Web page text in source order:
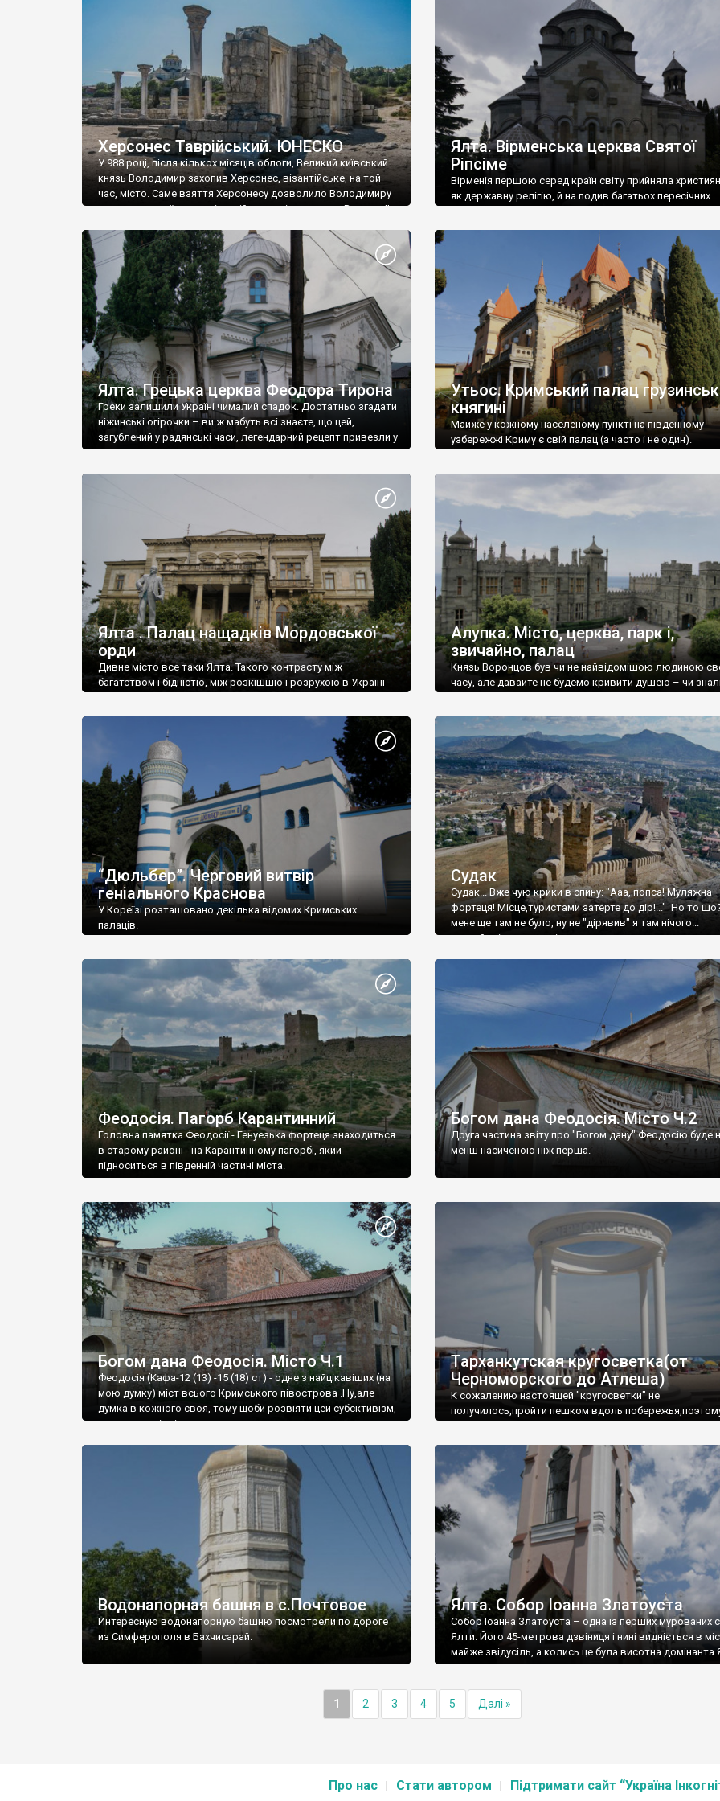
візантійської доби. Раритети викрадені з фондів об’єкту
культурної спадщини ЮНЕСКО «Херсонеса Таврійського».
Офіційно – на виставку «Золото Візантії», але експерти та
влада в Україні вважають це лише […]
називаються «повстяками» (postaki)…” “Вино. Крим
виробляє відмінне вино і його вдосталь: воно все
легке біле і дуже […]
Херсонес Таврійський. ЮНЕСКО
У 988 році, після кількох місяців облоги, Великий київський
князь Володимир захопив Херсонес, візантійське, на той
час, місто. Саме взяття Херсонесу дозволило Володимиру
диктувати свої умови візантійському імператору Василю ІІ,
Херсонесі Володимир-язичник, став Василем-
християнином. А потім було Хрещення Русі. На честь
Херсонесу Таврійського названо місто […]
Ялта. Вірменська церква Святої
Ріпсіме
Вірменія першою серед країн світу прийняла
як державну релігію, й на подив багатьох пересічних
Ялта. Грецька церква Феодора Тирона
Греки залишили Україні чималий спадок. Достатньо згадати
ніжинські огірочки – ви ж мабуть всі знаєте, що цей,
загублений у радянські часи, легендарний рецепт привезли у
Ніжин греки?
Утьос. Кримський палац
княгині
Майже у кожному населеному пункті на південному
узбережжі Криму є свій палац (а часто і не один).
Ялта . Палац нащадків Мордовської
орди
Дивне місто все таки Ялта. Такого контрасту між
багатством і бідністю, між розкішшю і розрухою в Україні
Алупка. Місто, церква, парк і,
звичайно, палац
Князь Воронцов був чи не найвідомішою людиною
часу, але давайте не будемо кривити душею – чи
“Дюльбер”. Черговий витвір
геніального Краснова
У Кореїзі розташовано декілька відомих Кримських
палаців.
Судак
Судак... Вже чую крики в спину: "Ааа, попса! Муляжна
фортеця! Місце,туристами затерте до дір!..." Но то
мене ще там не було, ну не "дірявив" я там нічого...
принаймні до цього літа.
Феодосія. Пагорб Карантинний
Головна памятка Феодосії - Генуезька фортеця знаходиться
в старому районі - на Карантинному пагорбі, який
підноситься в південній частині міста.
Богом дана Феодосія. Місто Ч.2
Друга частина звіту про "Богом дану" Феодосію буде
менш насиченою ніж перша.
Богом дана Феодосія. Місто Ч.1
Феодосія (Кафа-12 (13) -15 (18) ст) - одне з найцікавіших (на
мою думку) міст всього Кримського півострова .Ну,але
думка в кожного своя, тому щоби розвіяти цей субєктивізм,
запрошую відвідати це
Тарханкутская кругосветка(от
Черноморского до Атлеша)
К сожалению настоящей "кругосветки" не
получилось,пройти пешком вдоль
Водонапорная башня в с.Почтовое
Интересную водонапорную башню посмотрели по дороге
из Симферополя в Бахчисарай.
Ялта. Собор Іоанна Златоуста
Собор Іоанна Златоуста – одна із перших мурованих
Ялти. Його 45-метрова дзвіниця і нині видніється в
майже звідусіль, а колись це була висотна домінанта
1 2 3 4 5 Далі »
Про нас Стати автором Підтримати сайт “Україна